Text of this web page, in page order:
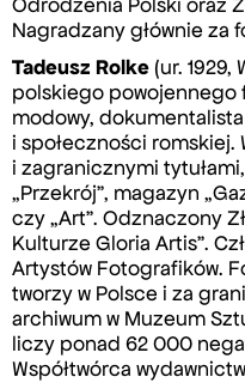
Odrodzenia Polski oraz
Nagradzany głównie za
Tadeusz Rolke (ur. 1929,
polskiego
modowy,
i społeczności romskiej.
i zagranicznymi
„Przekrój”, magazyn
czy „Art”. Odznaczony
Kulturze Gloria Artis”.
Artystów Fotografików.
tworzy w Polsce i za
archiwum w Muzeum
liczy ponad 62 000
Współtwórca